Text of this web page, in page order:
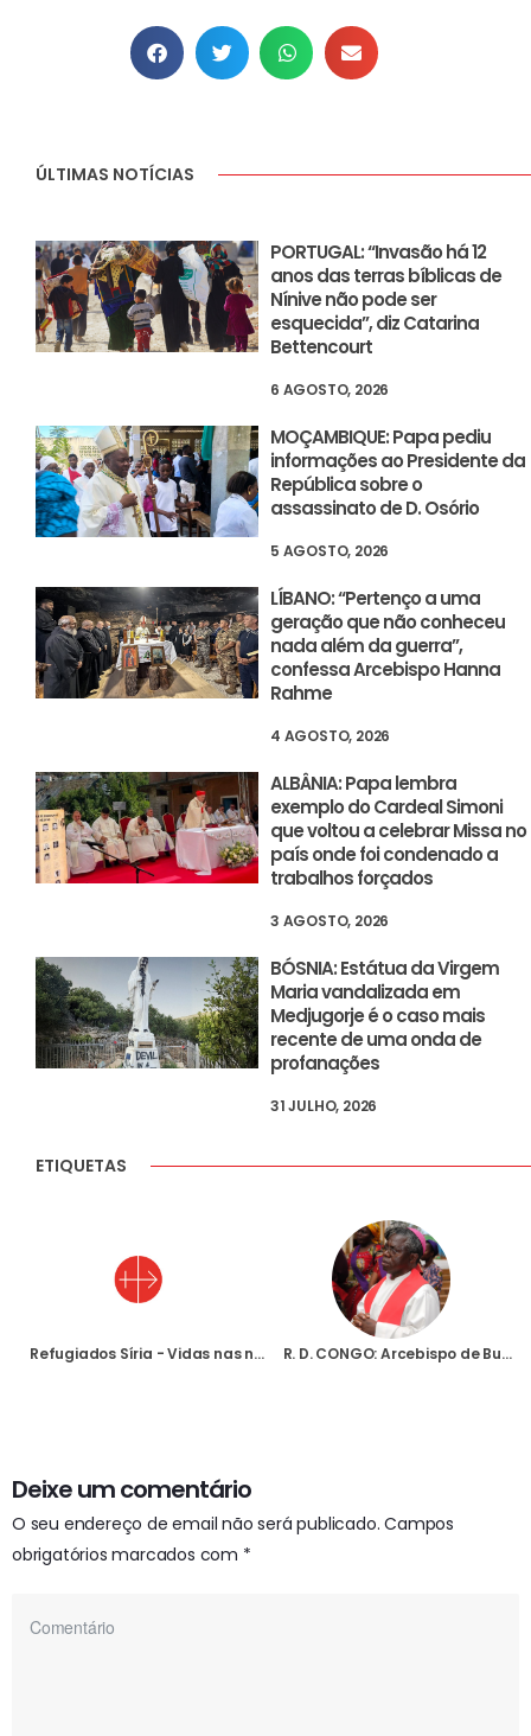
ÚLTIMAS NOTÍCIAS
PORTUGAL: “Invasão há 12
anos das terras bíblicas de
Nínive não pode ser
esquecida”, diz Catarina
Bettencourt
6 AGOSTO, 2026
MOÇAMBIQUE: Papa pediu
informações ao Presidente da
República sobre o
assassinato de D. Osório
5 AGOSTO, 2026
LÍBANO: “Pertenço a uma
geração que não conheceu
nada além da guerra”,
confessa Arcebispo Hanna
Rahme
4 AGOSTO, 2026
ALBÂNIA: Papa lembra
exemplo do Cardeal Simoni
que voltou a celebrar Missa no
país onde foi condenado a
trabalhos forçados
3 AGOSTO, 2026
BÓSNIA: Estátua da Virgem
Maria vandalizada em
Medjugorje é o caso mais
recente de uma onda de
profanações
31 JULHO, 2026
ETIQUETAS
Refugiados Síria - Vidas nas nossas mãos... R. D. CONGO: Arcebispo de Bukavu denuncia perseguição à igreja por parte de grupos armados
Deixe um comentário
O seu endereço de email não será publicado. Campos
obrigatórios marcados com *